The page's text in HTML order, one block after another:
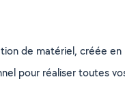
de matériel, créée
pour réaliser toutes